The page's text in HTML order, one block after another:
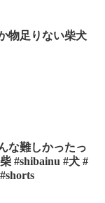
物足りない柴犬
な難しかったっ
#shibainu #犬 #